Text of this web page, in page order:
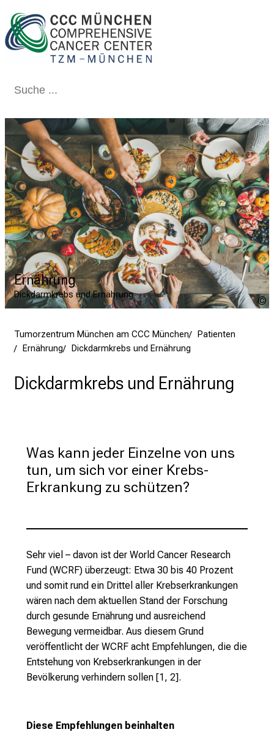
Ernährung
Dickdarmkrebs und Ernährung
Tumorzentrum München am CCC München
Patienten
Ernährung
Dickdarmkrebs und Ernährung
Dickdarmkrebs und Ernährung
Was kann jeder Einzelne von uns
tun, um sich vor einer Krebs-
Erkrankung zu schützen?
Sehr viel – davon ist der World Cancer Research
Fund (WCRF) überzeugt: Etwa 30 bis 40 Prozent
und somit rund ein Drittel aller Krebserkrankungen
wären nach dem aktuellen Stand der Forschung
durch gesunde Ernährung und ausreichend
Bewegung vermeidbar. Aus diesem Grund
veröffentlicht der WCRF acht Empfehlungen, die die
Entstehung von Krebserkrankungen in der
Bevölkerung verhindern sollen [1, 2].
Diese Empfehlungen beinhalten